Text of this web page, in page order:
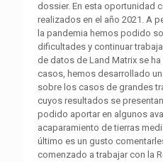
dossier. En esta oportunidad
realizados en el año 2021. A
la pandemia hemos podido
dificultades y continuar
de datos de Land Matrix se
casos, hemos desarrollado
sobre los casos de grandes
cuyos resultados se
podido aportar en algunos
acaparamiento de tierras
último es un gusto
comenzado a trabajar con la